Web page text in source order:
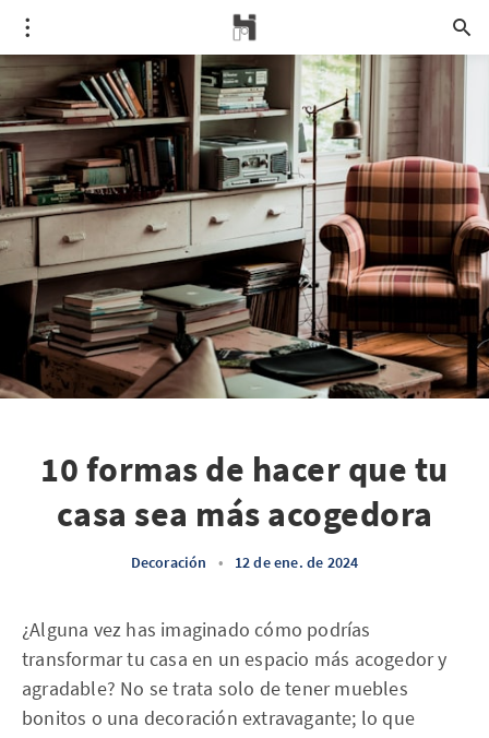
10 formas de hacer que tu
casa sea más acogedora
Decoración • 12 de ene. de 2024
¿Alguna vez has imaginado cómo podrías
transformar tu casa en un espacio más acogedor y
agradable? No se trata solo de tener muebles
bonitos o una decoración extravagante; lo que